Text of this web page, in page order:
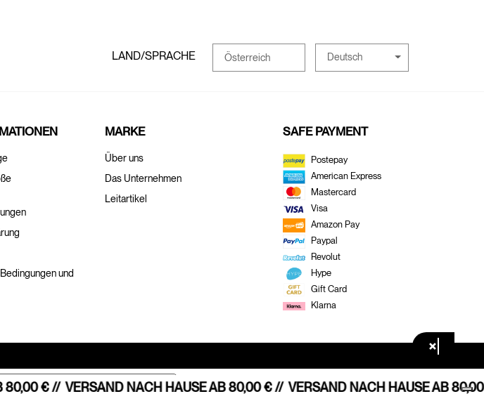
€ //VERSAND NACH HAUSE AB 80,00 € //VERSAND NACH HAUSE AB 80,00
LAND/SPRACHE Österreich Deutsch
und
MARKE
Über uns
Das Unternehmen
Leitartikel
SAFE PAYMENT
Postepay
American Express
Mastercard
Visa
Amazon Pay
Paypal
Revolut
Hype
Gift Card
Klarna
×
Datenschutzeinstellungen